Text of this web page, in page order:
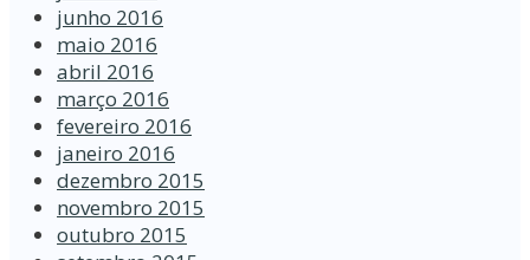
junho 2016
maio 2016
abril 2016
março 2016
fevereiro 2016
janeiro 2016
dezembro 2015
novembro 2015
outubro 2015